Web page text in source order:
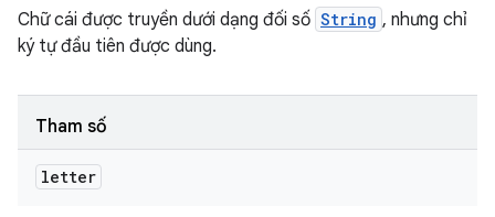
Chữ cái được truyền dưới dạng đối số String , nhưng chỉ
ký tự đầu tiên được dùng.
Tham số
letter